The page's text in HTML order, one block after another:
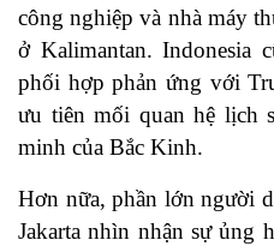
công nghiệp và nhà máy
ở Kalimantan. Indonesia
phối hợp phản ứng với
ưu tiên mối quan hệ lịch
minh của Bắc Kinh.
Hơn nữa, phần lớn người
Jakarta nhìn nhận sự ủng